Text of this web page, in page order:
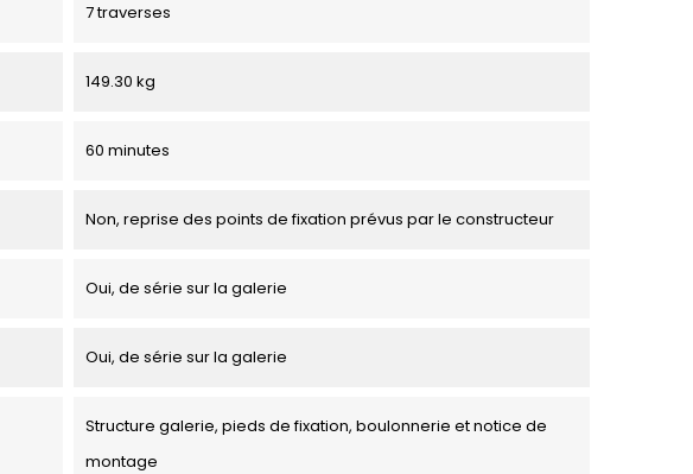
7 traverses
149.30 kg
60 minutes
Non, reprise des points de fixation prévus par le constructeur
Oui, de série sur la galerie
Oui, de série sur la galerie
Structure galerie, pieds de fixation, boulonnerie et notice de
montage